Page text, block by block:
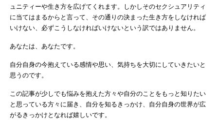
ュニティーや生き方を広げてくれます。しかしそのセクシュアリティ
に当てはまるからと言って、その通りの決まった生き方をしなければ
いけない、必ずこうしなければいけないという訳ではありません。
あなたは、あなたです。
自分自身の今抱えている感情や思い、気持ちを大切にしていきたいと
思うのです。
この記事が少しでも悩みを抱えた方々や自分のことをもっと知りたい
と思っている方々に届き、自分を知るきっかけ、自分自身の世界が広
がるきっかけとなれば嬉しいです。